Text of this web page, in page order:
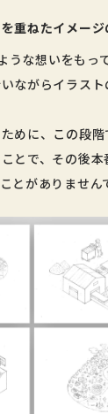
重ねたイメー
うな想いをもっ
ながらイラス
めに、この段
とで、その後
とがありません